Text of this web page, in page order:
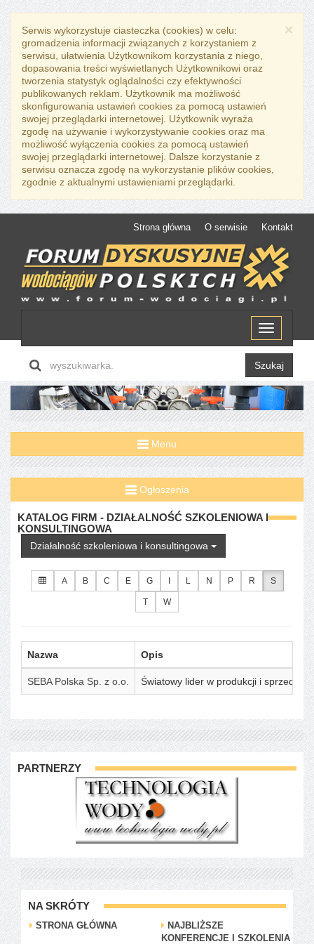
×
Serwis wykorzystuje ciasteczka (cookies) w celu:
gromadzenia informacji związanych z korzystaniem z
serwisu, ułatwienia Użytkownikom korzystania z niego,
dopasowania treści wyświetlanych Użytkownikowi oraz
tworzenia statystyk oglądalności czy efektywności
publikowanych reklam. Użytkownik ma możliwość
skonfigurowania ustawień cookies za pomocą ustawień
swojej przeglądarki internetowej. Użytkownik wyraża
zgodę na używanie i wykorzystywanie cookies oraz ma
możliwość wyłączenia cookies za pomocą ustawień
swojej przeglądarki internetowej. Dalsze korzystanie z
serwisu oznacza zgodę na wykorzystanie plików cookies,
zgodnie z aktualnymi ustawieniami przeglądarki.
Strona główna O serwisie Kontakt
Menu
Szukaj
Menu
Ogłoszenia
KATALOG FIRM - DZIAŁALNOŚĆ SZKOLENIOWA I
KONSULTINGOWA
Działalność szkoleniowa i konsultingowa
A B C E G I L N P R S
T W
Nazwa Opis
SEBA Polska Sp. z o.o. Światowy lider w produkcji i
PARTNERZY
NA SKRÓTY
STRONA GŁÓWNA
NAJBLIŻSZE
KONFERENCJE I SZKOLENIA